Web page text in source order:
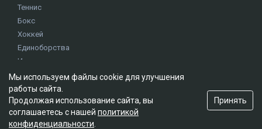
Теннис
Бокс
Хоккей
Единоборства
Истории
Олимпиада
Редакция
О проекте
Мы используем файлы cookie для улучшения
работы сайта.
Продолжая использование сайта, вы
соглашаетесь с нашей политикой
конфиденциальности
Принять